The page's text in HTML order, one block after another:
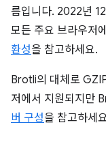
름입니다. 2022년
모든 주요 브라우저
환성을 참고하세요.
Brotli의 대체로
저에서 지원되지만
버 구성을 참고하세